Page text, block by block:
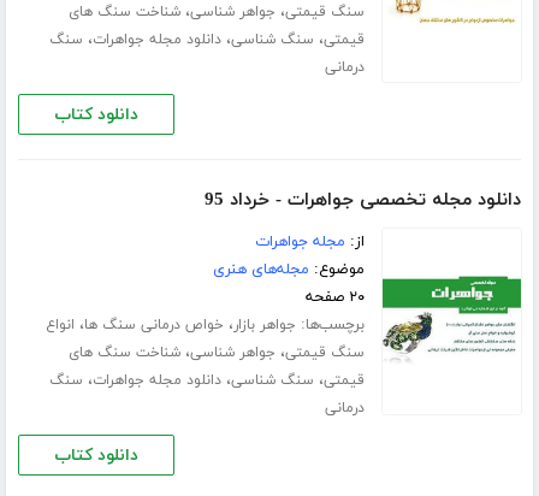
سنگ قیمتی، جواهر شناسی،شناخت سنگ های
قیمتی، سنگ شناسی،دانلود مجله جواهرات، سنگ
درمانی
دانلود کتاب
دانلود مجله تخصصی جواهرات - خرداد 95
از: مجله جواهرات
موضوع: مجله‌های هنری
۲۰ صفحه
برچسب‌ها: جواهر بازار، خواص درمانی سنگ ها، انواع
سنگ قیمتی، جواهر شناسی،شناخت سنگ های
قیمتی، سنگ شناسی،دانلود مجله جواهرات، سنگ
درمانی
دانلود کتاب